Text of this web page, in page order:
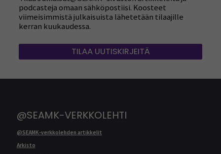
podcasteja omaan sähköpostiisi. Koosteet
viimeisimmistä julkaisuista lähetetään tilaajille
kerran kuukaudessa.
TILAA UUTISKIRJEITÄ
@SEAMK-VERKKOLEHTI
@SEAMK-verkkolehden artikkelit
Arkisto